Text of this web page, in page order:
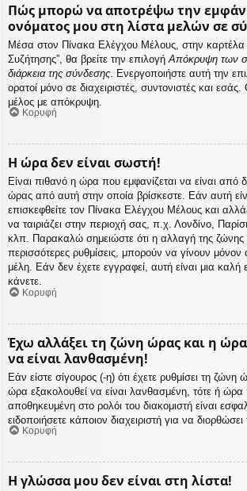
Πώς μπορώ να αποτρέψω την
ονόματος μου στη λίστα μελών σε
Μέσα στον Πίνακα Ελέγχου Μέλους, στην καρτέλα
Συζήτησης”, θα βρείτε την επιλογή Απόκρυψη των
διάρκεια της σύνδεσης . Ενεργοποιήστε αυτή την
ορατοί μόνο σε διαχειριστές, συντονιστές και
μέλος με απόκρυψη.
Κορυφή
Η ώρα δεν είναι σωστή!
Είναι πιθανό η ώρα που εμφανίζεται να είναι από
ώρας από αυτή στην οποία βρίσκεστε. Εάν αυτή
επισκεφθείτε τον Πίνακα Ελέγχου Μέλους και
να ταιριάζει στην περιοχή σας, π.χ. Λονδίνο,
κλπ. Παρακαλώ σημειώστε ότι η αλλαγή της
περισσότερες ρυθμίσεις, μπορούν να γίνουν
μέλη. Εάν δεν έχετε εγγραφεί, αυτή είναι μια καλή
κάνετε.
Κορυφή
Έχω αλλάξει τη ζώνη ώρας και η
να είναι λανθασμένη!
Εάν είστε σίγουρος (-η) ότι έχετε ρυθμίσει τη
ώρα εξακολουθεί να είναι λανθασμένη, τότε ή ώρα
αποθηκευμένη στο ρολόι του διακομιστή είναι
ειδοποιήσετε κάποιον διαχειριστή για να
Κορυφή
Η γλώσσα μου δεν είναι στη λίστα!